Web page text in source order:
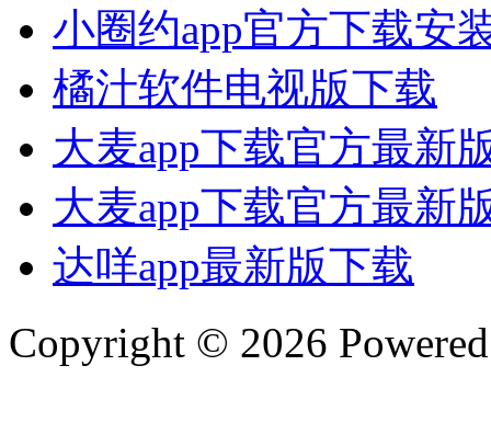
小圈约app官方下载安
橘汁软件电视版下载
大麦app下载官方最新
大麦app下载官方最新
达咩app最新版下载
Copyright © 2026